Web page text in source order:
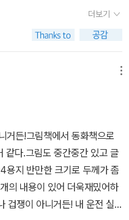
다. ‘있’을 높인 ‘계’가 낮춤말
’이 나쁜말일 수 없습니다. 예
보금자리를 일구는 둘(가시
리 속셈이 오래 이었더라도,
아야 합니다. 작은아이가 작
한 사내로 일어서는 길을 다루
터 우리가 무엇을 가다듬고
요. 헤아리는 눈길과 다가서는
비로소 ‘사람’이고, 사람으로
니다.ㅍㄹㄴ“폭스야, 후딱 가
가 좋아>시리즈였던 것 같다.
된 책을 통해 옛기억을 되찾아
은 세개의 에피소드를 가지고
이야기는 극적인 긴장감을 주
의 이야기이기에 쉽게 읽고
에게 동생을 잠시 돌보라고
구나 다 그렇듯이 놀지 못하
라라 하지만 막상 동생이 다쳤
진히 돌보게 되는 폭스를 보
나는 동생이 되는 마지막 순간
싶지만 높은 곳을 무서워해 올
더보기
거든!그림책에서 동화책으로
같다.그림도 중간중간 있고 글
용지 반만한 크기로 두께가 좀
의 내용이 있어 더욱재밌어하
겁쟁이 아니거든! 내 운전 실